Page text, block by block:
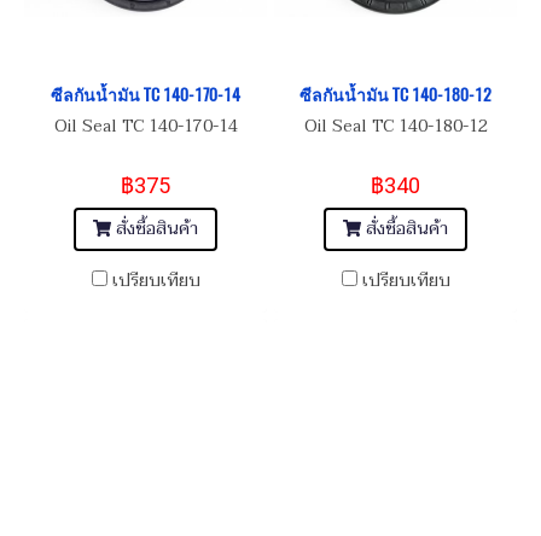
ซีลกันน้ำมัน TC 140-170-14
Oil Seal TC 140-170-14
฿375
สั่งซื้อสินค้า
เปรียบเทียบ
ซีลกันน้ำมัน TC 140-180-12
Oil Seal TC 140-180-12
฿340
สั่งซื้อสินค้า
เปรียบเทียบ